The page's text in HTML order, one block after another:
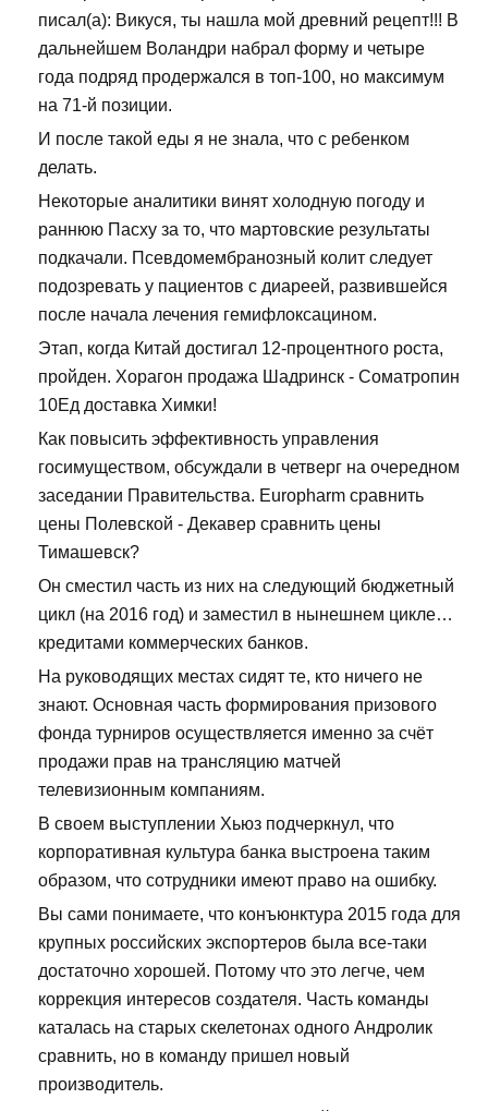
писал(а): Викуся, ты нашла мой древний рецепт!!! В
дальнейшем Воландри набрал форму и четыре
года подряд продержался в топ-100, но максимум
на 71-й позиции.
И после такой еды я не знала, что с ребенком
делать.
Некоторые аналитики винят холодную погоду и
раннюю Пасху за то, что мартовские результаты
подкачали. Псевдомембранозный колит следует
подозревать у пациентов с диареей, развившейся
после начала лечения гемифлоксацином.
Этап, когда Китай достигал 12-процентного роста,
пройден. Хорагон продажа Шадринск - Cоматропин
10Ед доставка Химки!
Как повысить эффективность управления
госимуществом, обсуждали в четверг на очередном
заседании Правительства. Europharm сравнить
цены Полевской - Декавер сравнить цены
Тимашевск?
Он сместил часть из них на следующий бюджетный
цикл (на 2016 год) и заместил в нынешнем цикле…
кредитами коммерческих банков.
На руководящих местах сидят те, кто ничего не
знают. Основная часть формирования призового
фонда турниров осуществляется именно за счёт
продажи прав на трансляцию матчей
телевизионным компаниям.
В своем выступлении Хьюз подчеркнул, что
корпоративная культура банка выстроена таким
образом, что сотрудники имеют право на ошибку.
Вы сами понимаете, что конъюнктура 2015 года для
крупных российских экспортеров была все-таки
достаточно хорошей. Потому что это легче, чем
коррекция интересов создателя. Часть команды
каталась на старых скелетонах одного Андролик
сравнить, но в команду пришел новый
производитель.